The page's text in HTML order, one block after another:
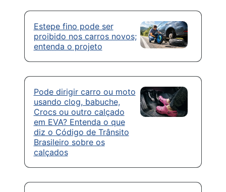
Estepe fino pode ser
proibido nos carros novos;
entenda o projeto
Pode dirigir carro ou moto
usando clog, babuche,
Crocs ou outro calçado
em EVA? Entenda o que
diz o Código de Trânsito
Brasileiro sobre os
calçados